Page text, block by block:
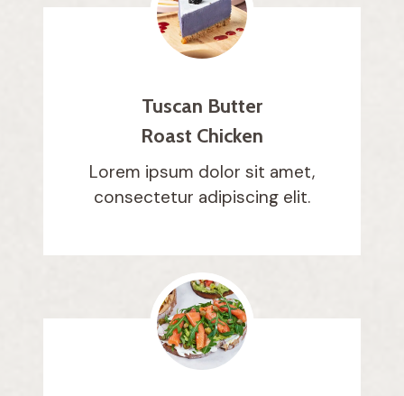
Tuscan Butter
Roast Chicken
Lorem ipsum dolor sit amet,
consectetur adipiscing elit.